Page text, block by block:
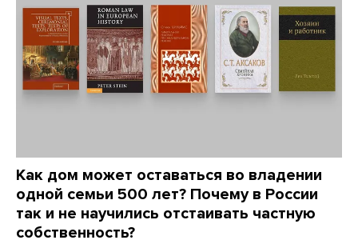
Как дом может оставаться во владении
одной семьи 500 лет? Почему в России
так и не научились отстаивать частную
собственность?